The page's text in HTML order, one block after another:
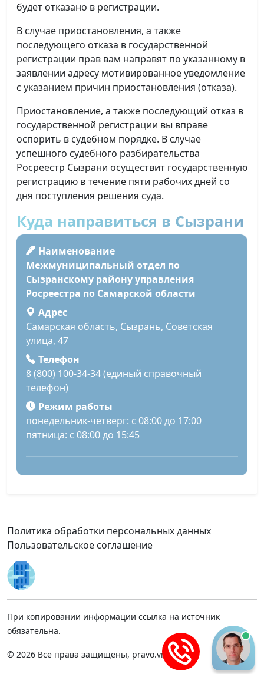
будет отказано в регистрации.
В случае приостановления, а также
последующего отказа в государственной
регистрации прав вам направят по указанному в
заявлении адресу мотивированное уведомление
с указанием причин приостановления (отказа).
Приостановление, а также последующий отказ в
государственной регистрации вы вправе
оспорить в судебном порядке. В случае
успешного судебного разбирательства
Росреестр Сызрани осуществит государственную
регистрацию в течение пяти рабочих дней со
дня поступления решения суда.
Куда направиться в Сызрани
Наименование
Межмуниципальный отдел по
Сызранскому району управления
Росреестра по Самарской области
Адрес
Самарская область, Сызрань, Советская
улица, 47
Телефон
8 (800) 100-34-34 (единый справочный
телефон)
Режим работы
понедельник-четверг: с 08:00 до 17:00
пятница: с 08:00 до 15:45
Политика обработки персональных данных
Пользовательское соглашение
При копировании информации ссылка на источник
обязательна.
© 2026 Все права защищены, pravo.vnmsk.ru.